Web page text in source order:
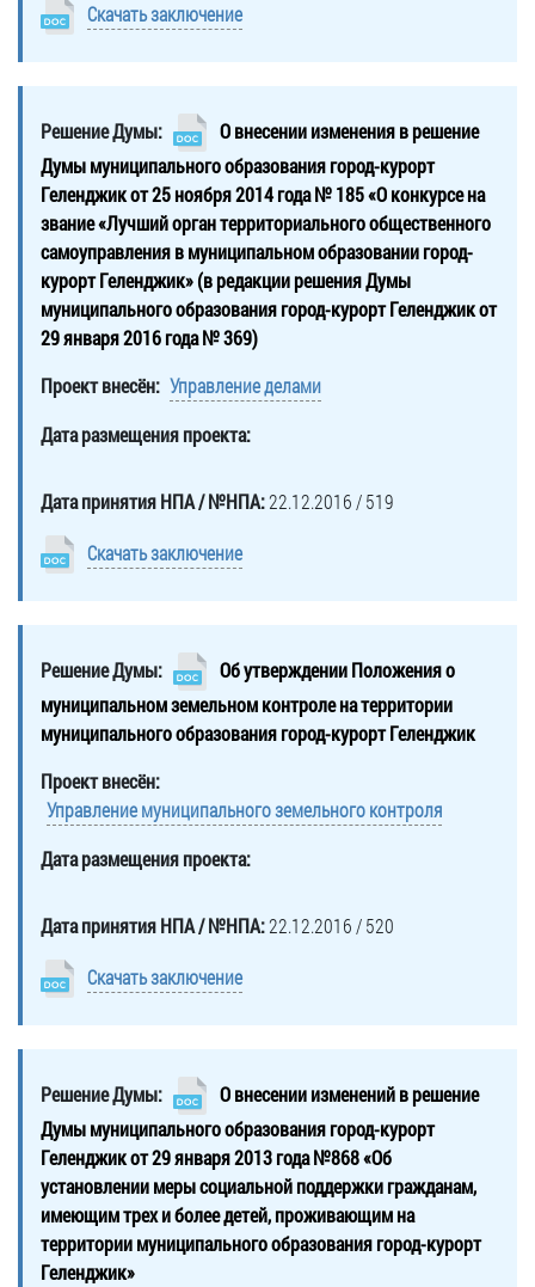
Скачать заключение
Решение Думы:
О внесении изменения в решение
Думы муниципального образования город-курорт
Геленджик от 25 ноября 2014 года № 185 «О конкурсе на
звание «Лучший орган территориального общественного
самоуправления в муниципальном образовании город-
курорт Геленджик» (в редакции решения Думы
муниципального образования город-курорт Геленджик от
29 января 2016 года № 369)
Проект внесён: Управление делами
Дата размещения проекта:
Дата принятия НПА / №НПА:22.12.2016 / 519
Скачать заключение
Решение Думы:
Об утверждении Положения о
муниципальном земельном контроле на территории
муниципального образования город-курорт Геленджик
Проект внесён:
Управление муниципального земельного контроля
Дата размещения проекта:
Дата принятия НПА / №НПА:22.12.2016 / 520
Скачать заключение
Решение Думы:
О внесении изменений в решение
Думы муниципального образования город-курорт
Геленджик от 29 января 2013 года №868 «Об
установлении меры социальной поддержки гражданам,
имеющим трех и более детей, проживающим на
территории муниципального образования город-курорт
Геленджик»